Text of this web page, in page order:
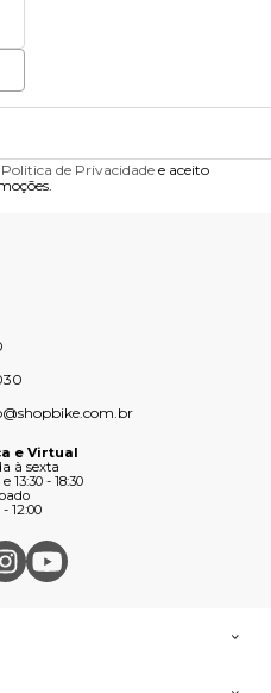
Politica de Privacidadee aceito
e Virtual
à sexta
13:30 - 18:30
- 12:00